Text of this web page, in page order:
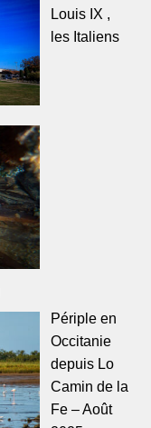
Louis IX ,
les Italiens
Périple en
Occitanie
depuis Lo
Camin de la
Fe – Août